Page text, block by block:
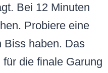
Bei 12 Minuten
Probiere eine
Biss haben. Das
die finale Garung